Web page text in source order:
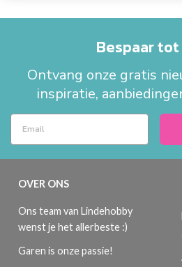
Bespaar tot
Ontvang onze gratis
inspiratie,
OVER ONS
Ons team van Lindehobby
wenst je het allerbeste :)
Garen is onze passie!